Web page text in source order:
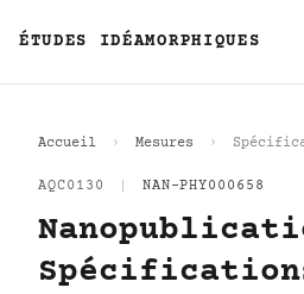
ÉTUDES IDÉAMORPHIQUES
Accueil Mesures
AQC0130 NAN-PHY000658